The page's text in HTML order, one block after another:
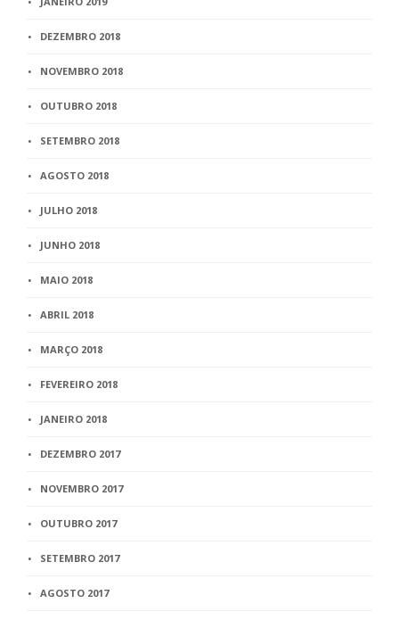
DEZEMBRO 2018
NOVEMBRO 2018
OUTUBRO 2018
SETEMBRO 2018
AGOSTO 2018
JULHO 2018
JUNHO 2018
MAIO 2018
ABRIL 2018
MARÇO 2018
FEVEREIRO 2018
JANEIRO 2018
DEZEMBRO 2017
NOVEMBRO 2017
OUTUBRO 2017
SETEMBRO 2017
AGOSTO 2017